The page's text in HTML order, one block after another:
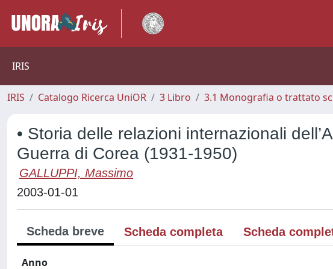
IRIS
IRIS Catalogo Ricerca UniOR 3 Libro 3.1 Monografia o trattato
• Storia delle relazioni internazionali
Guerra di Corea (1931-1950)
GALLUPPI, Massimo
2003-01-01
Scheda breve Scheda completa Scheda
Anno